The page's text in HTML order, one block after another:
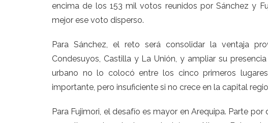
encima de los 153 mil votos reunidos por Sánchez y
mejor ese voto disperso.
Para Sánchez, el reto será consolidar la ventaja
Condesuyos, Castilla y La Unión, y ampliar su
urbano no lo colocó entre los cinco primeros
importante, pero insuficiente si no crece en la capital
Para Fujimori, el desafío es mayor en Arequipa. Parte